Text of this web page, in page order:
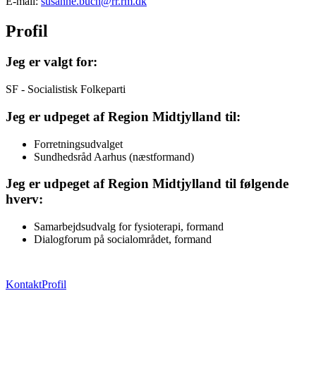
Profil
Jeg er valgt for:
SF - Socialistisk Folkeparti
Jeg er udpeget af Region Midtjylland til:
Forretningsudvalget
Sundhedsråd Aarhus (næstformand)
Jeg er udpeget af Region Midtjylland til følgende
hverv:
Samarbejdsudvalg for fysioterapi, formand
Dialogforum på socialområdet, formand
KontaktProfil